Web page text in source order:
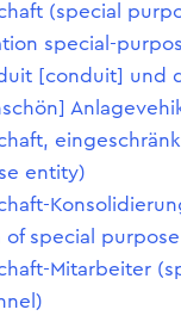
(special
special-
[conduit] und
entity)
of special
Mitarbeiter